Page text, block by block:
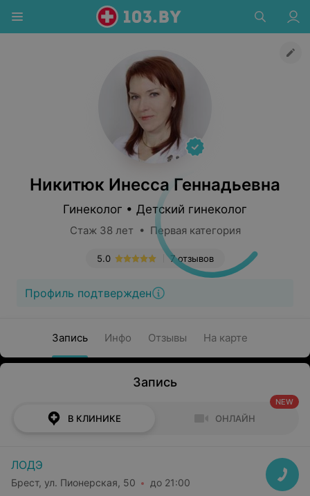
Никитюк Инесса Геннадьевна
Гинеколог • Детский гинеколог
Стаж 38 лет • Первая категория
7 отзывов
5.0
Профиль подтвержден
Запись Инфо Отзывы На карте
Запись
В КЛИНИКЕ ОНЛАЙН
NEW
ЛОДЭ
Брест, ул. Пионерская, 50 до 21:00